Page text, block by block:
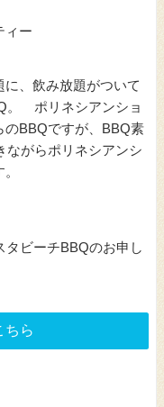
ィー
、飲み放題がついて
。 ポリネシアンショ
BBQですが、BBQ素
ながらポリネシアンシ
。
ビーチBBQのお申し
ちら